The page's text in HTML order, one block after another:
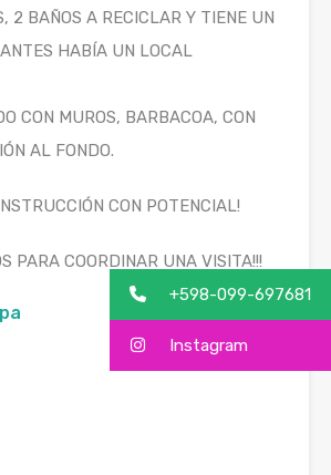
2 BAÑOS A RECICLAR Y TIENE UN
HABÍA UN LOCAL
CON MUROS, BARBACOA, CON
AL FONDO.
CON POTENCIAL!
PARA COORDINAR UNA VISITA!!!
+598-099-697681
Instagram